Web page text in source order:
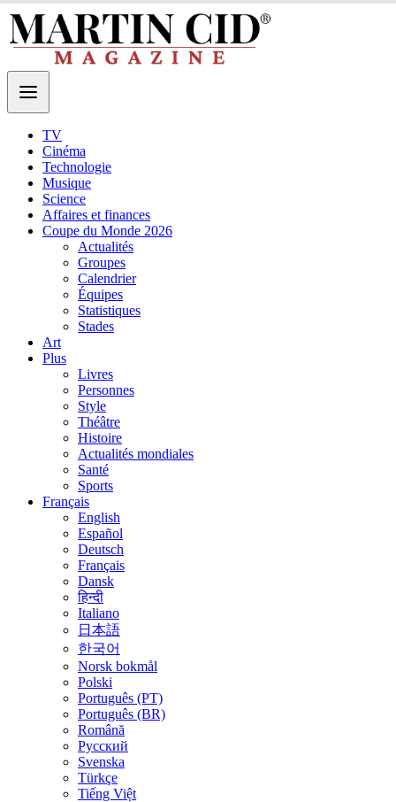
TV
Cinéma
Technologie
Musique
Science
Affaires et finances
Coupe du Monde 2026
Actualités
Groupes
Calendrier
Équipes
Statistiques
Stades
Art
Plus
Livres
Personnes
Style
Théâtre
Histoire
Actualités mondiales
Santé
Sports
Français
English
Español
Deutsch
Français
Dansk
हिन्दी
Italiano
日本語
한국어
Norsk bokmål
Polski
Português (PT)
Português (BR)
Română
Русский
Svenska
Türkçe
Tiếng Việt